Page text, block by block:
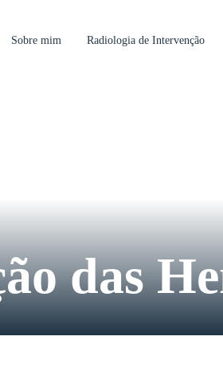
Sobre mim Radiologia de Intervenção
das